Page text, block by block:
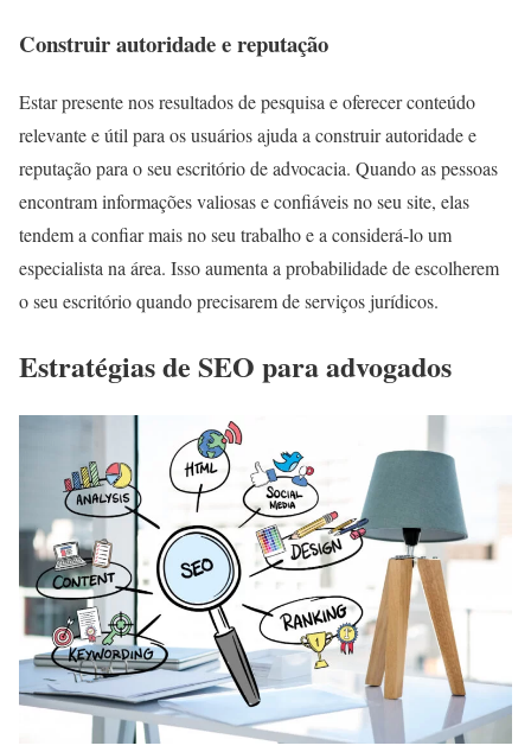
Construir autoridade e reputação
Estar presente nos resultados de pesquisa e oferecer conteúdo
relevante e útil para os usuários ajuda a construir autoridade e
reputação para o seu escritório de advocacia. Quando as pessoas
encontram informações valiosas e confiáveis no seu site, elas
tendem a confiar mais no seu trabalho e a considerá-lo um
especialista na área. Isso aumenta a probabilidade de escolherem
o seu escritório quando precisarem de serviços jurídicos.
Estratégias de SEO para advogados